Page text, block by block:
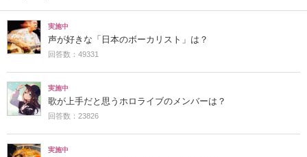
実施中
声が好きな「日本のボーカリスト」は？
回答数：49331
実施中
歌が上手だと思うホロライブのメンバーは？
回答数：23826
実施中